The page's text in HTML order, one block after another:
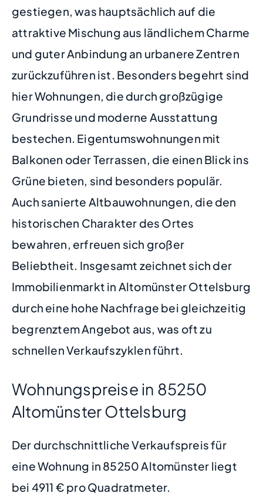
gestiegen, was hauptsächlich auf die
attraktive Mischung aus ländlichem Charme
und guter Anbindung an urbanere Zentren
zurückzuführen ist. Besonders begehrt sind
hier Wohnungen, die durch großzügige
Grundrisse und moderne Ausstattung
bestechen. Eigentumswohnungen mit
Balkonen oder Terrassen, die einen Blick ins
Grüne bieten, sind besonders populär.
Auch sanierte Altbauwohnungen, die den
historischen Charakter des Ortes
bewahren, erfreuen sich großer
Beliebtheit. Insgesamt zeichnet sich der
Immobilienmarkt in Altomünster Ottelsburg
durch eine hohe Nachfrage bei gleichzeitig
begrenztem Angebot aus, was oft zu
schnellen Verkaufszyklen führt.
Wohnungspreise in 85250
Altomünster Ottelsburg
Der durchschnittliche Verkaufspreis für
eine Wohnung in 85250 Altomünster liegt
bei 4911 € pro Quadratmeter.